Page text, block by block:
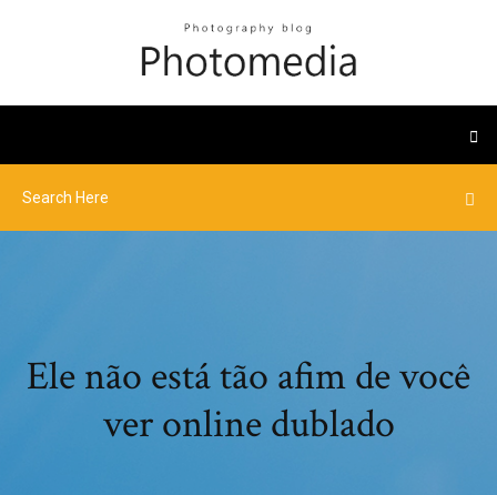
Ele não está tão afim de você
ver online dublado